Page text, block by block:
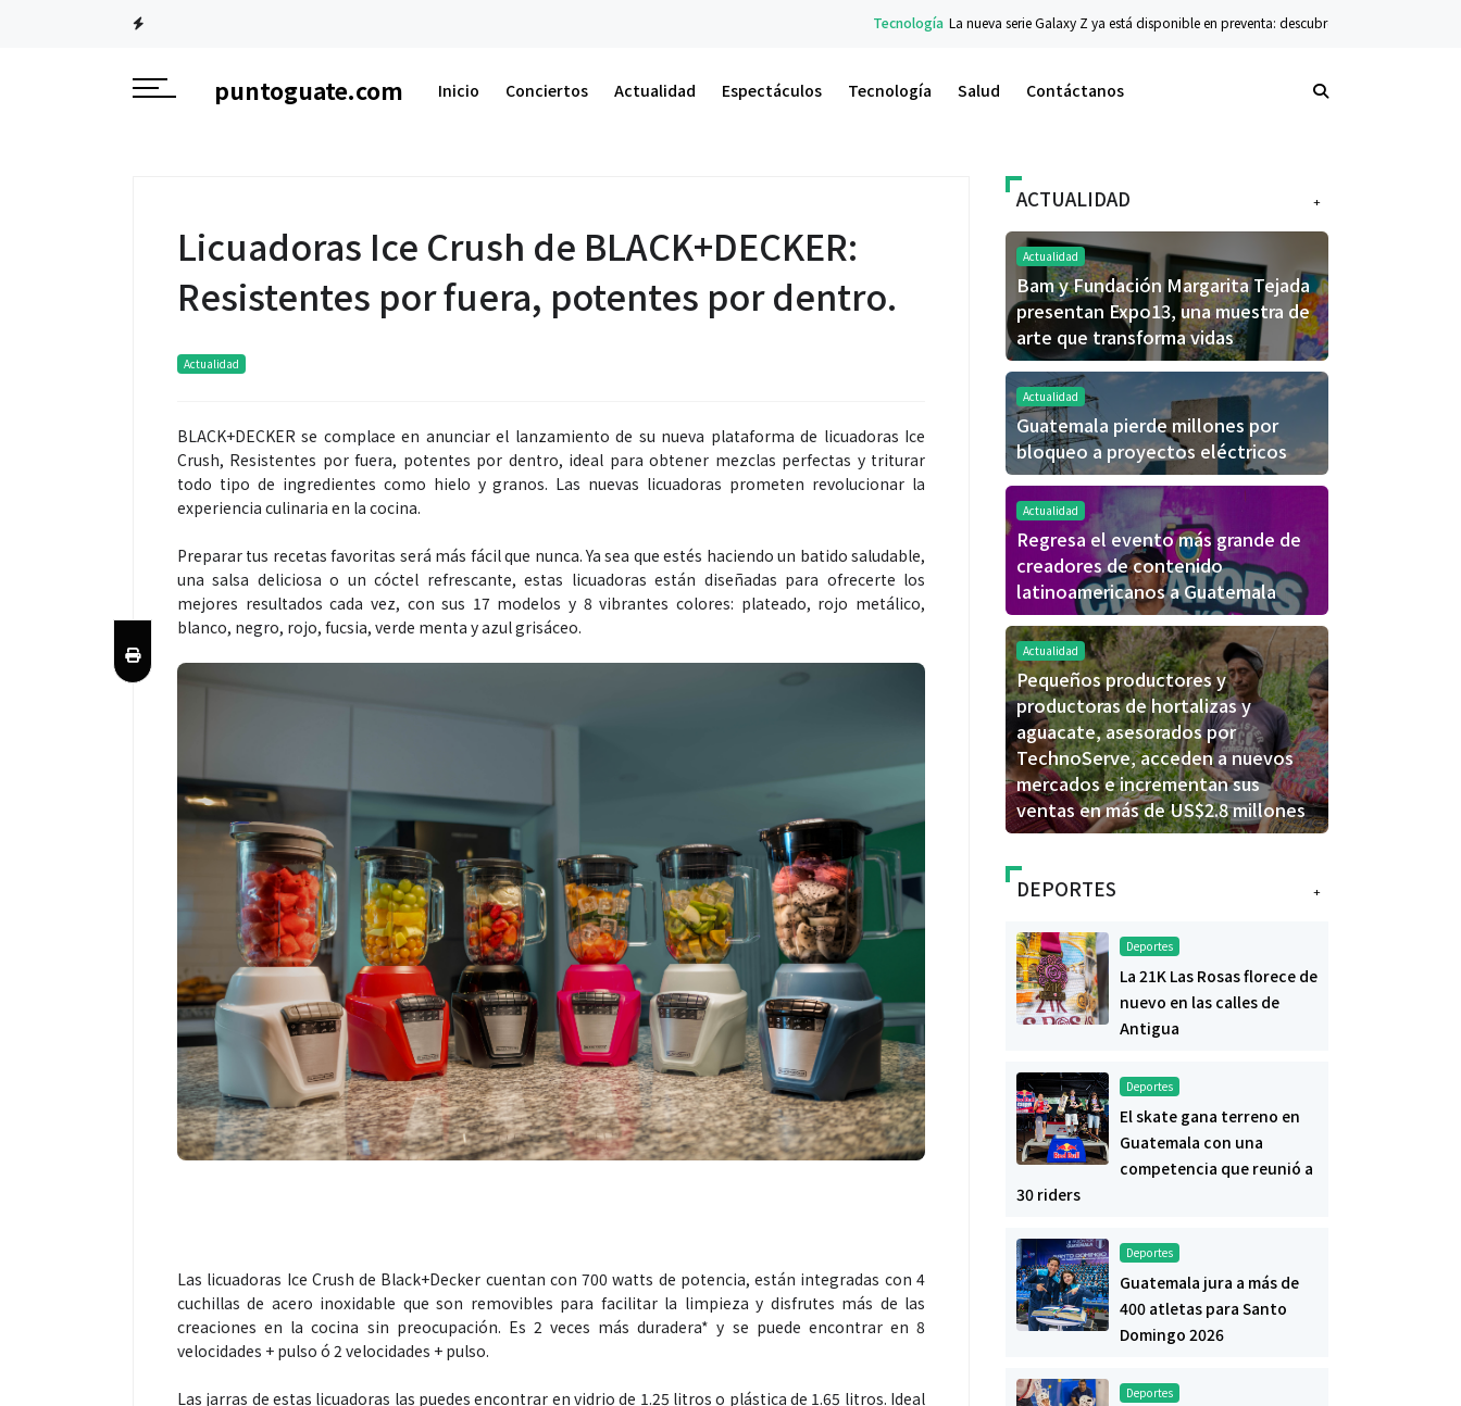
La nueva serie Galaxy Z ya está disponible en preventa: descubre el siguiente nivel de innovación
puntoguate.com Inicio Conciertos Actualidad Espectáculos Tecnología Salud Contáctanos
Licuadoras Ice Crush de BLACK+DECKER:
Resistentes por fuera, potentes por dentro.
Actualidad
BLACK+DECKER se complace en anunciar el lanzamiento de su nueva plataforma de licuadoras Ice
Crush, Resistentes por fuera, potentes por dentro, ideal para obtener mezclas perfectas y triturar
todo tipo de ingredientes como hielo y granos. Las nuevas licuadoras prometen revolucionar la
experiencia culinaria en la cocina.
Preparar tus recetas favoritas será más fácil que nunca. Ya sea que estés haciendo un batido saludable,
una salsa deliciosa o un cóctel refrescante, estas licuadoras están diseñadas para ofrecerte los
mejores resultados cada vez, con sus 17 modelos y 8 vibrantes colores: plateado, rojo metálico,
blanco, negro, rojo, fucsia, verde menta y azul grisáceo.
Las licuadoras Ice Crush de Black+Decker cuentan con 700 watts de potencia, están integradas con 4
cuchillas de acero inoxidable que son removibles para facilitar la limpieza y disfrutes más de las
creaciones en la cocina sin preocupación. Es 2 veces más duradera* y se puede encontrar en 8
velocidades + pulso ó 2 velocidades + pulso.
Las jarras de estas licuadoras las puedes encontrar en vidrio de 1.25 litros o plástica de 1.65 litros. Ideal
+
ACTUALIDAD
Actualidad
Bam y Fundación Margarita Tejada
presentan Expo13, una muestra de
arte que transforma vidas
Actualidad
Guatemala pierde millones por
bloqueo a proyectos eléctricos
Actualidad
Regresa el evento más grande de
creadores de contenido
latinoamericanos a Guatemala
Actualidad
Pequeños productores y
productoras de hortalizas y
aguacate, asesorados por
TechnoServe, acceden a nuevos
mercados e incrementan sus
ventas en más de US$2.8 millones
+
DEPORTES
Deportes
La 21K Las Rosas florece de
nuevo en las calles de
Antigua
Deportes
El skate gana terreno en
Guatemala con una
competencia que reunió a
30 riders
Deportes
Guatemala jura a más de
400 atletas para Santo
Domingo 2026
Deportes